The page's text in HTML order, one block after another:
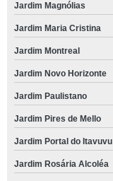
Jardim Magnólias
Jardim Maria Cristina
Jardim Montreal
Jardim Novo Horizonte
Jardim Paulistano
Jardim Pires de Mello
Jardim Portal do Itavuvu
Jardim Rosária Alcoléa